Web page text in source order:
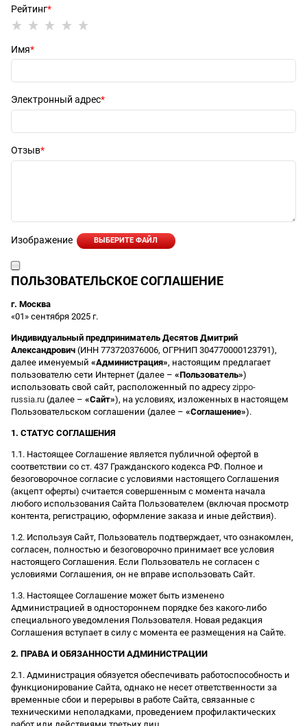
Рейтинг
Имя
Электронный адрес
Отзыв
Изображение ВЫБЕРИТЕ ФАЙЛ
ПОЛЬЗОВАТЕЛЬСКОЕ СОГЛАШЕНИЕ
г. Москва
«01» сентября 2025 г.
Индивидуальный предприниматель Десятов Дмитрий
Александрович (ИНН 773720376006, ОГРНИП 304770000123791),
далее именуемый «Администрация», настоящим предлагает
пользователю сети Интернет (далее – «Пользователь»)
использовать свой сайт, расположенный по адресу zippo-
russia.ru (далее – «Сайт»), на условиях, изложенных в настоящем
Пользовательском соглашении (далее – «Соглашение»).
1. СТАТУС СОГЛАШЕНИЯ
1.1. Настоящее Соглашение является публичной офертой в
соответствии со ст. 437 Гражданского кодекса РФ. Полное и
безоговорочное согласие с условиями настоящего Соглашения
(акцепт оферты) считается совершенным с момента начала
любого использования Сайта Пользователем (включая просмотр
контента, регистрацию, оформление заказа и иные действия).
1.2. Используя Сайт, Пользователь подтверждает, что ознакомлен,
согласен, полностью и безоговорочно принимает все условия
настоящего Соглашения. Если Пользователь не согласен с
условиями Соглашения, он не вправе использовать Сайт.
1.3. Настоящее Соглашение может быть изменено
Администрацией в одностороннем порядке без какого-либо
специального уведомления Пользователя. Новая редакция
Соглашения вступает в силу с момента ее размещения на Сайте.
2. ПРАВА И ОБЯЗАННОСТИ АДМИНИСТРАЦИИ
2.1. Администрация обязуется обеспечивать работоспособность и
функционирование Сайта, однако не несет ответственности за
временные сбои и перерывы в работе Сайта, связанные с
техническими неполадками, проведением профилактических